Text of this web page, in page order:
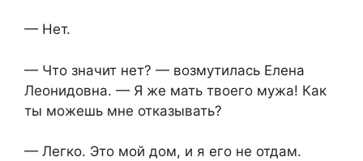
— Нет.
— Что значит нет? — возмутилась Елена
Леонидовна. — Я же мать твоего мужа! Как
ты можешь мне отказывать?
— Легко. Это мой дом, и я его не отдам.